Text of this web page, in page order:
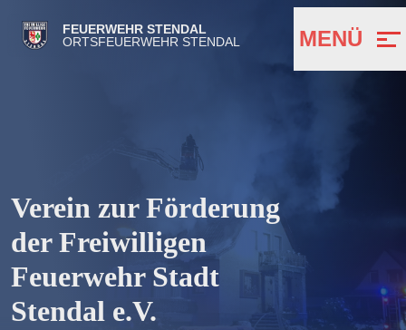
FEUERWEHR STENDAL
ORTSFEUERWEHR STENDAL
MENÜ
Verein zur Förderung
der Freiwilligen
Feuerwehr Stadt
Stendal e.V.